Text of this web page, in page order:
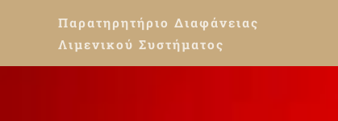
Παρατηρητήριο Διαφάνειας
Λιμενικού Συστήματος